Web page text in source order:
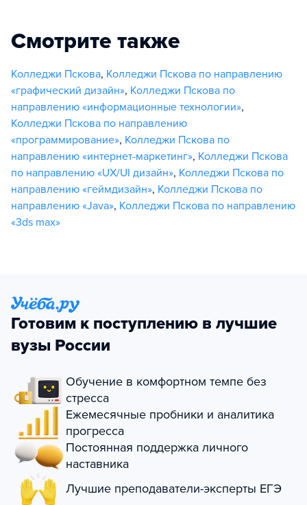
Смотрите также
Колледжи Пскова, Колледжи Пскова по направлению
«графический дизайн», Колледжи Пскова по
направлению «информационные технологии»,
Колледжи Пскова по направлению
«программирование», Колледжи Пскова по
направлению «интернет-маркетинг», Колледжи Пскова
по направлению «UX/UI дизайн», Колледжи Пскова по
направлению «геймдизайн», Колледжи Пскова по
направлению «Java», Колледжи Пскова по направлению
«3ds max»
Готовим к поступлению в лучшие
вузы России
Обучение в комфортном темпе без
стресса
Ежемесячные пробники и аналитика
прогресса
Постоянная поддержка личного
наставника
Лучшие преподаватели-эксперты ЕГЭ